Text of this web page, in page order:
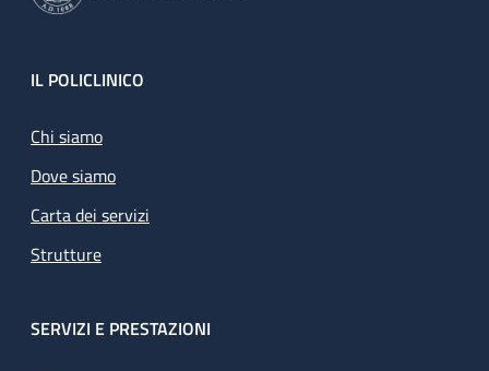
Footer
IL POLICLINICO
Chi siamo
Dove siamo
Carta dei servizi
Strutture
SERVIZI E PRESTAZIONI